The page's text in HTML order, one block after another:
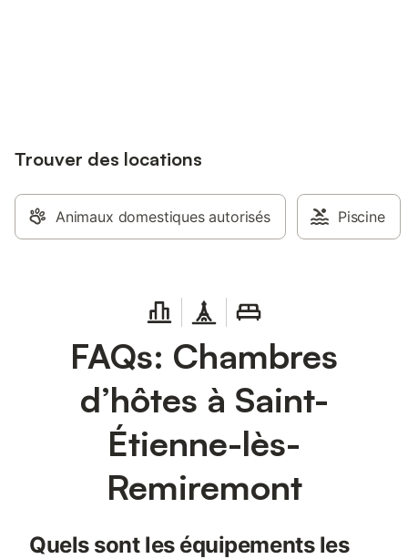
Trouver des locations
Animaux domestiques autorisés Piscine
FAQs: Chambres
d’hôtes à Saint-
Étienne-lès-
Remiremont
Quels sont les équipements les